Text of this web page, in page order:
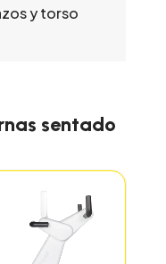
y torso
sentado